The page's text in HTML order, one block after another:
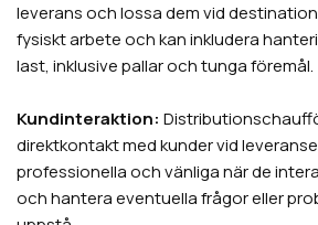
leverans och lossa dem vid
fysiskt arbete och kan inkludera
last, inklusive pallar och tunga föremål.
Kundinteraktion:
direktkontakt med kunder vid
professionella och vänliga när de
och hantera eventuella frågor eller